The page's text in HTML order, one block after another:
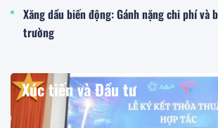
Xăng dầu biến động: Gánh nặng chi phí
trường
Xúc tiến và Đầu tư